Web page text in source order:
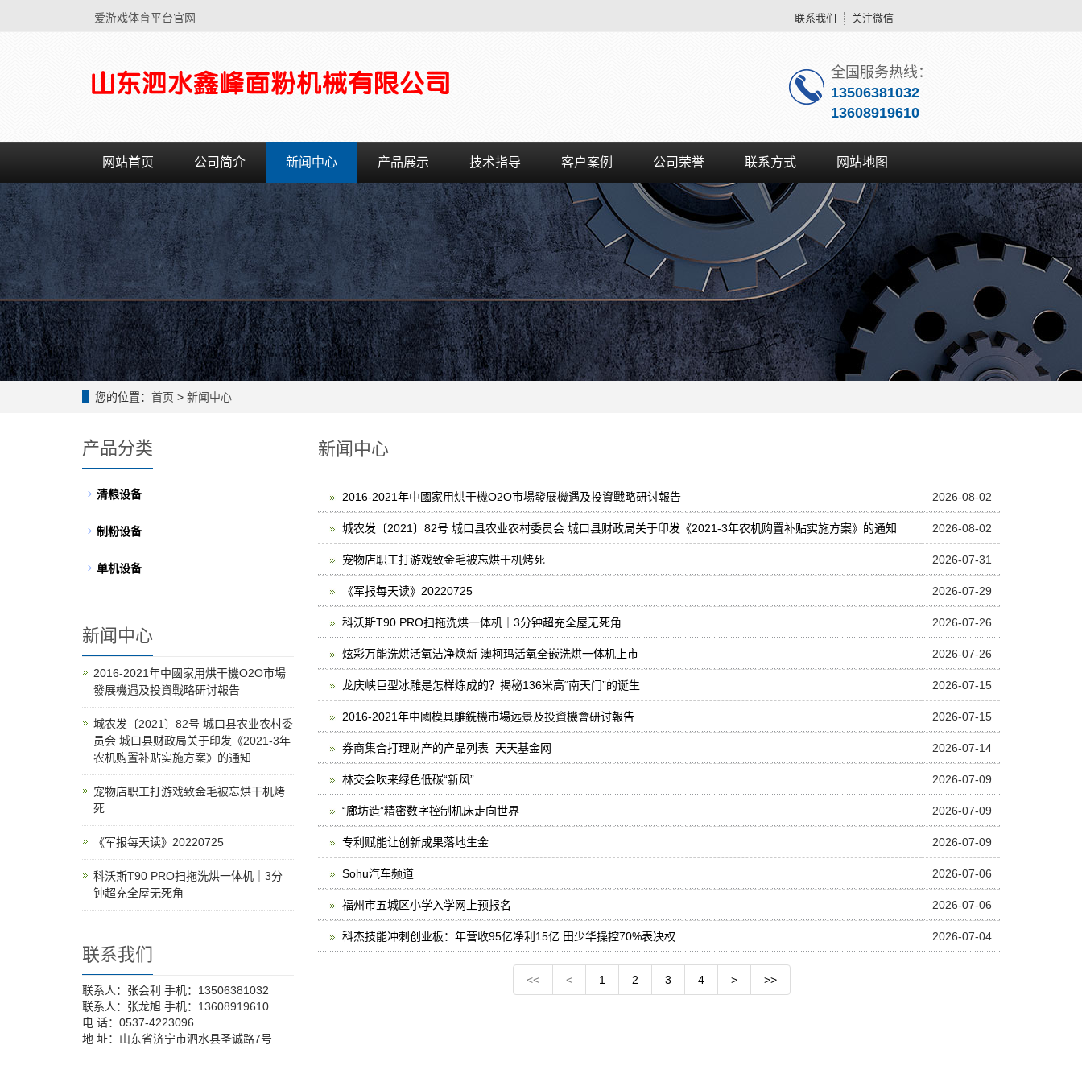
爱游戏体育平台官网 联系我们 关注微信
全国服务热线：
13506381032
13608919610
网站首页 公司简介 新闻中心 产品展示 技术指导 客户案例 公司荣誉 联系方式 网站地图
您的位置： 首页 > 新闻中心
新闻中心
2016-2021年中國家用烘干機O2O市場發展機遇及投資戰略研讨報告 2026-08-02
城农发〔2021〕82号 城口县农业农村委员会 城口县财政局关于印发《2021-3年农机购置补贴实施方案》的通知 2026-08-02
宠物店职工打游戏致金毛被忘烘干机烤死 2026-07-31
《军报每天读》20220725 2026-07-29
科沃斯T90 PRO扫拖洗烘一体机｜3分钟超充全屋无死角 2026-07-26
炫彩万能洗烘活氧洁净焕新 澳柯玛活氧全嵌洗烘一体机上市 2026-07-26
龙庆峡巨型冰雕是怎样炼成的？揭秘136米高“南天门”的诞生 2026-07-15
2016-2021年中國模具雕銑機市場远景及投資機會研讨報告 2026-07-15
券商集合打理财产的产品列表_天天基金网 2026-07-14
林交会吹来绿色低碳“新风” 2026-07-09
“廊坊造”精密数字控制机床走向世界 2026-07-09
专利赋能让创新成果落地生金 2026-07-09
Sohu汽车频道 2026-07-06
福州市五城区小学入学网上预报名 2026-07-06
科杰技能冲刺创业板：年营收95亿净利15亿 田少华操控70%表决权 2026-07-04
<< < 1 2 3 4 > >>
产品分类
清粮设备
制粉设备
单机设备
新闻中心
2016-2021年中國家用烘干機O2O市場
發展機遇及投資戰略研讨報告
城农发〔2021〕82号 城口县农业农村委
员会 城口县财政局关于印发《2021-3年
农机购置补贴实施方案》的通知
宠物店职工打游戏致金毛被忘烘干机烤
死
《军报每天读》20220725
科沃斯T90 PRO扫拖洗烘一体机｜3分
钟超充全屋无死角
联系我们
联系人：张会利 手机：13506381032
联系人：张龙旭 手机：13608919610
电 话：0537-4223096
地 址：山东省济宁市泗水县圣诚路7号